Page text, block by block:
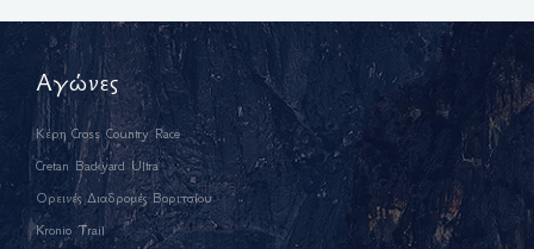
Αγώνες
Κέρη Cross Country Race
Cretan Backyard Ultra
Ορεινές Διαδρομές Βοριτσίου
Kronio Trail